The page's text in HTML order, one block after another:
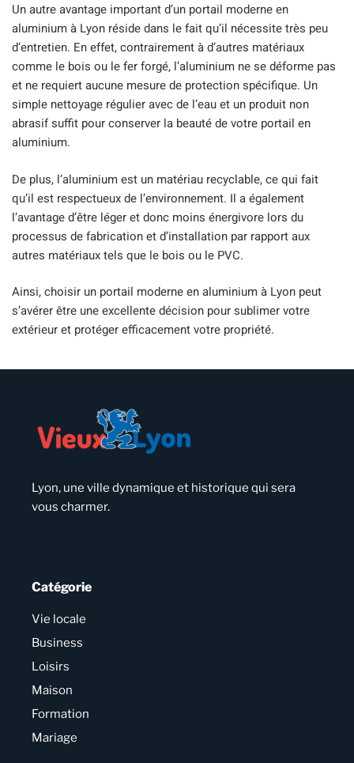
Un autre avantage important d’un portail moderne en
aluminium à Lyon réside dans le fait qu’il nécessite très peu
d’entretien. En effet, contrairement à d’autres matériaux
comme le bois ou le fer forgé, l’aluminium ne se déforme pas
et ne requiert aucune mesure de protection spécifique. Un
simple nettoyage régulier avec de l’eau et un produit non
abrasif suffit pour conserver la beauté de votre portail en
aluminium.
De plus, l’aluminium est un matériau recyclable, ce qui fait
qu’il est respectueux de l’environnement. Il a également
l’avantage d’être léger et donc moins énergivore lors du
processus de fabrication et d’installation par rapport aux
autres matériaux tels que le bois ou le PVC.
Ainsi, choisir un portail moderne en aluminium à Lyon peut
s’avérer être une excellente décision pour sublimer votre
extérieur et protéger efficacement votre propriété.
Lyon, une ville dynamique et historique qui sera
vous charmer.
Catégorie
Vie locale
Business
Loisirs
Maison
Formation
Mariage